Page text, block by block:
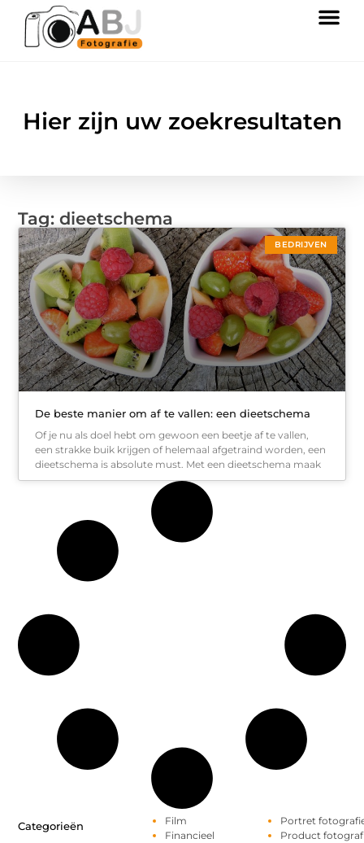
Hier zijn uw zoekresultaten
Tag: dieetschema
BEDRIJVEN
De beste manier om af te vallen: een dieetschema
Of je nu als doel hebt om gewoon een beetje af te vallen,
een strakke buik krijgen of helemaal afgetraind worden, een
dieetschema is absolute must. Met een dieetschema maak
Categorieën
Film
Financieel
Portret
Product